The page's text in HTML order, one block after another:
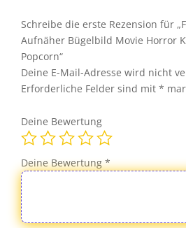
Movie
Horror
Kino
Kult
Jason
Menge
Schreibe die erste Rezension für
Aufnäher Bügelbild Movie Horror
Popcorn“
Deine E-Mail-Adresse wird nicht
Erforderliche Felder sind mit*
Deine Bewertung
Deine Bewertung*